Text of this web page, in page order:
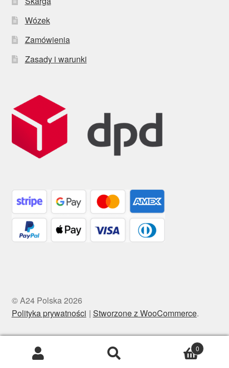
Wózek
Zamówienia
Zasady i warunki
© A24 Polska 2026
Polityka prywatności
Stworzone z WooCommerce.
0